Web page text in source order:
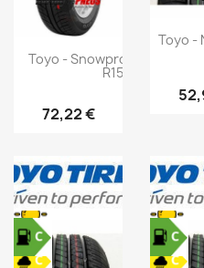
Toyo - Snowprox S943 - 155/
R15 74T
72,22 €
Toyo -